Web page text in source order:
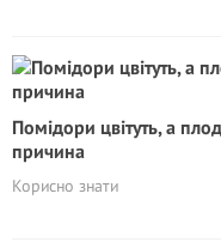
Помідори цвітуть, а
причина
Корисно знати